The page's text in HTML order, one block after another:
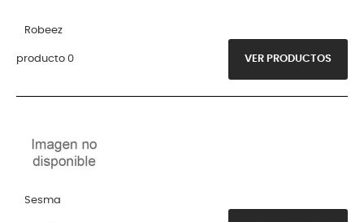
Robeez
producto 0 VER PRODUCTOS
Sesma